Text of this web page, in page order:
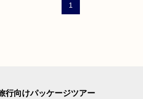
1
行向けパッケージツアー